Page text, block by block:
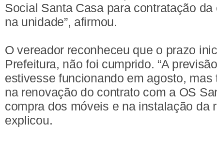
Social Santa Casa para contratação
na unidade”, afirmou.
O vereador reconheceu que o prazo
Prefeitura, não foi cumprido. “A
estivesse funcionando em agosto,
na renovação do contrato com a OS
compra dos móveis e na instalação da
explicou.